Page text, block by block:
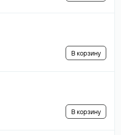
В корзину
В корзину